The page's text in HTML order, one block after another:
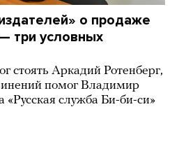
о продаже
три условных
стоять Аркадий Ротенберг,
помог Владимир
служба Би-би-си»